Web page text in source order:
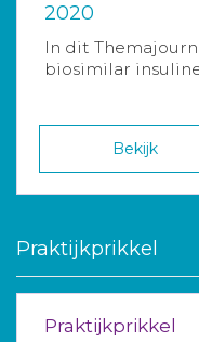
2020
In dit
biosimilar
Bekijk
Praktijkprikkel
Praktijkprikkel